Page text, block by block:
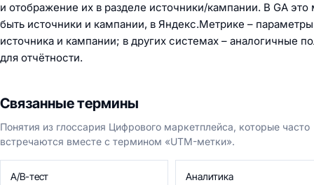
и отображение их в разделе источники/кампании. В GA это
быть источники и кампании, в Яндекс.Метрике – параметры
источника и кампании; в других системах – аналогичные
для отчётности.
Связанные термины
Понятия из глоссария Цифрового маркетплейса, которые часто
встречаются вместе с термином «UTM-метки».
A/B-тест Аналитика